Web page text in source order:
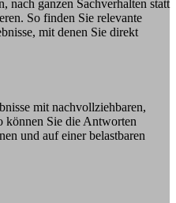
ganzen Sachverhalten statt
So finden Sie relevante
mit denen Sie direkt
mit nachvollziehbaren,
können Sie die Antworten
und auf einer belastbaren